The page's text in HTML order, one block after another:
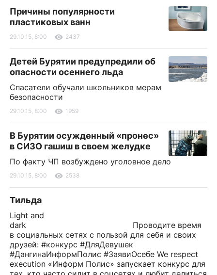
Причины популярности
пластиковых ванн
29.10.15, 8:00 2437
Детей Бурятии предупредили об
опасности осеннего льда
Спасатели обучали школьников мерам
безопасности
29.10.15, 8:00 1959
В Бурятии осужденный «пронес»
в СИЗО гашиш в своем желудке
По факту ЧП возбуждено уголовное дело
29.10.15, 8:00 2538
Тильда
Light and
dark Проводите время
в социальных сетях с пользой для себя и своих
друзей: #конкурс #ДляДевушек
#ДангинаИнформПолис #ЗаявиОсебе We respect
execution «Информ Полис» запускает конкурс для